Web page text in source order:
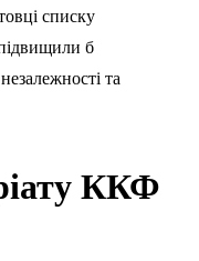
списку
б
та
ККФ